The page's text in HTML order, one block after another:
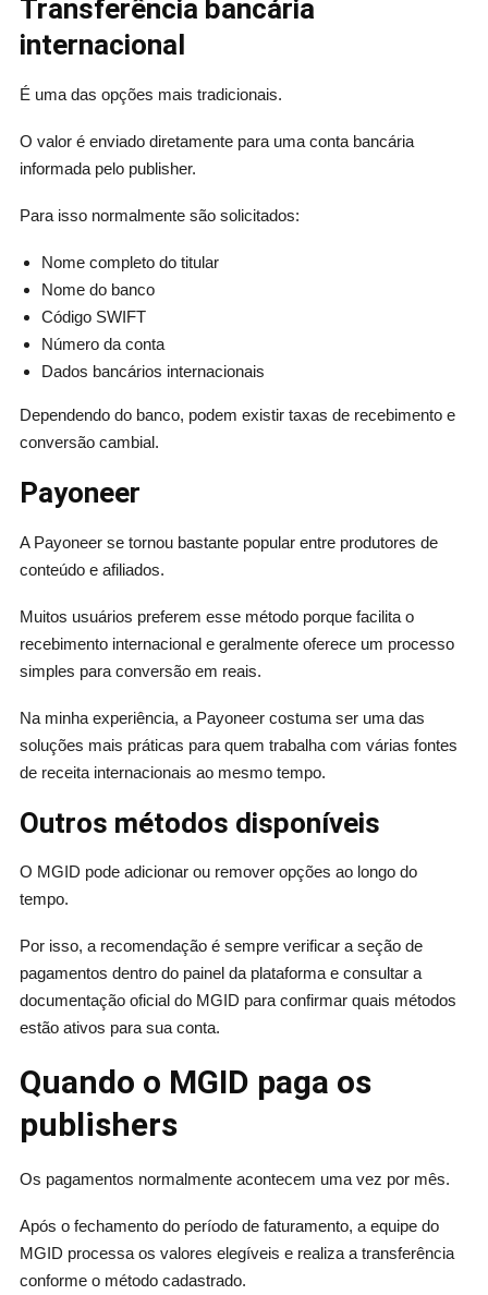
Transferência bancária
internacional
É uma das opções mais tradicionais.
O valor é enviado diretamente para uma conta bancária
informada pelo publisher.
Para isso normalmente são solicitados:
Nome completo do titular
Nome do banco
Código SWIFT
Número da conta
Dados bancários internacionais
Dependendo do banco, podem existir taxas de recebimento e
conversão cambial.
Payoneer
A Payoneer se tornou bastante popular entre produtores de
conteúdo e afiliados.
Muitos usuários preferem esse método porque facilita o
recebimento internacional e geralmente oferece um processo
simples para conversão em reais.
Na minha experiência, a Payoneer costuma ser uma das
soluções mais práticas para quem trabalha com várias fontes
de receita internacionais ao mesmo tempo.
Outros métodos disponíveis
O MGID pode adicionar ou remover opções ao longo do
tempo.
Por isso, a recomendação é sempre verificar a seção de
pagamentos dentro do painel da plataforma e consultar a
documentação oficial do MGID para confirmar quais métodos
estão ativos para sua conta.
Quando o MGID paga os
publishers
Os pagamentos normalmente acontecem uma vez por mês.
Após o fechamento do período de faturamento, a equipe do
MGID processa os valores elegíveis e realiza a transferência
conforme o método cadastrado.